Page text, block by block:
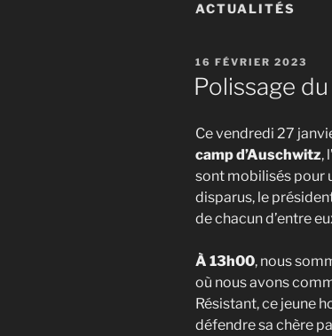
ACTUALITÉS
PUBLIÉ
LE
16 FÉVRIER 2023
Polissage
Ce vendredi 27
camp d’Auschwitz,
sont mobilisés pour
disparus, le
de chacun d’entre
À 13h00, nous
où nous avons
Résistant, ce jeune
défendre sa chère